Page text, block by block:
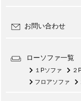
お問い合わせ
ローソファ一覧
１Pソファ ２
フロアソファ